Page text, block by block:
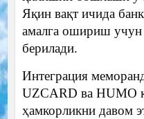
Яқин вақт ичида
амалга ошириш учун
берилади.
Интеграция
UZCARD ва HUMO
ҳамкорликни давом